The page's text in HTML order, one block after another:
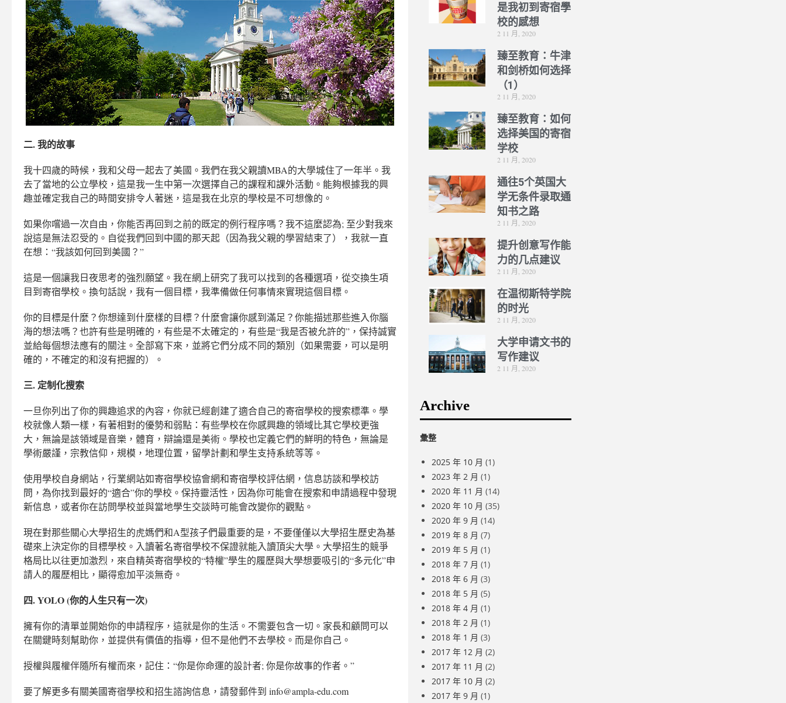
二. 我的故事
我十四歲的時候，我和父母一起去了美國。我們在我父親讀MBA的大學城住了一年半。我
去了當地的公立學校，這是我一生中第一次選擇自己的課程和課外活動。能夠根據我的興
趣並確定我自己的時間安排令人著迷，這是我在北京的學校是不可想像的。
如果你嚐過一次自由，你能否再回到之前的既定的例行程序嗎？我不這麼認為; 至少對我來
說這是無法忍受的。自從我們回到中國的那天起（因為我父親的學習結束了），我就一直
在想：“我該如何回到美國？”
這是一個讓我日夜思考的強烈願望。我在網上研究了我可以找到的各種選項，從交換生項
目到寄宿學校。換句話說，我有一個目標，我準備做任何事情來實現這個目標。
你的目標是什麼？你想達到什麼樣的目標？什麼會讓你感到滿足？你能描述那些進入你腦
海的想法嗎？也許有些是明確的，有些是不太確定的，有些是“我是否被允許的”，保持誠實
並給每個想法應有的關注。全部寫下來，並將它們分成不同的類別（如果需要，可以是明
確的，不確定的和沒有把握的）。
三. 定制化搜索
一旦你列出了你的興趣追求的內容，你就已經創建了適合自己的寄宿學校的搜索標準。學
校就像人類一樣，有著相對的優勢和弱點：有些學校在你感興趣的領域比其它學校更強
大，無論是該領域是音樂，體育，辯論還是美術。學校也定義它們的鮮明的特色，無論是
學術嚴謹，宗教信仰，規模，地理位置，留學計劃和學生支持系統等等。
使用學校自身網站，行業網站如寄宿學校協會網和寄宿學校評估網，信息訪談和學校訪
問，為你找到最好的“適合”你的學校。保持靈活性，因為你可能會在搜索和申請過程中發現
新信息，或者你在訪問學校並與當地學生交談時可能會改變你的觀點。
現在對那些關心大學招生的虎媽們和A型孩子們最重要的是，不要僅僅以大學招生歷史為基
礎來上決定你的目標學校。入讀著名寄宿學校不保證就能入讀頂尖大學。大學招生的競爭
格局比以往更加激烈，來自精英寄宿學校的“特權”學生的履歷與大學想要吸引的“多元化”申
請人的履歷相比，顯得愈加平淡無奇。
四. YOLO (你的人生只有一次)
擁有你的清單並開始你的申請程序，這就是你的生活。不需要包含一切。家長和顧問可以
在關鍵時刻幫助你，並提供有價值的指導，但不是他們不去學校。而是你自己。
授權與履權伴隨所有權而來，記住：“你是你命運的設計者; 你是你故事的作者。”
要了解更多有關美國寄宿學校和招生諮詢信息，請發郵件到 info@ampla-edu.com
是我初到寄宿學
校的感想
2 11 月, 2020
臻至教育：牛津
和剑桥如何选择
（1）
2 11 月, 2020
臻至教育：如何
选择美国的寄宿
学校
2 11 月, 2020
通往5个英国大
学无条件录取通
知书之路
2 11 月, 2020
提升创意写作能
力的几点建议
2 11 月, 2020
在温彻斯特学院
的时光
2 11 月, 2020
大学申请文书的
写作建议
2 11 月, 2020
Archive
彙整
2025 年 10 月 (1)
2023 年 2 月 (1)
2020 年 11 月 (14)
2020 年 10 月 (35)
2020 年 9 月 (14)
2019 年 8 月 (7)
2019 年 5 月 (1)
2018 年 7 月 (1)
2018 年 6 月 (3)
2018 年 5 月 (5)
2018 年 4 月 (1)
2018 年 2 月 (1)
2018 年 1 月 (3)
2017 年 12 月 (2)
2017 年 11 月 (2)
2017 年 10 月 (2)
2017 年 9 月 (1)